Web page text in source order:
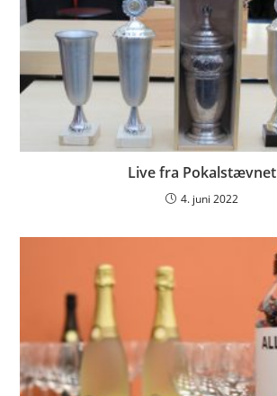
Live fra Pokalstævnet
4. juni 2022